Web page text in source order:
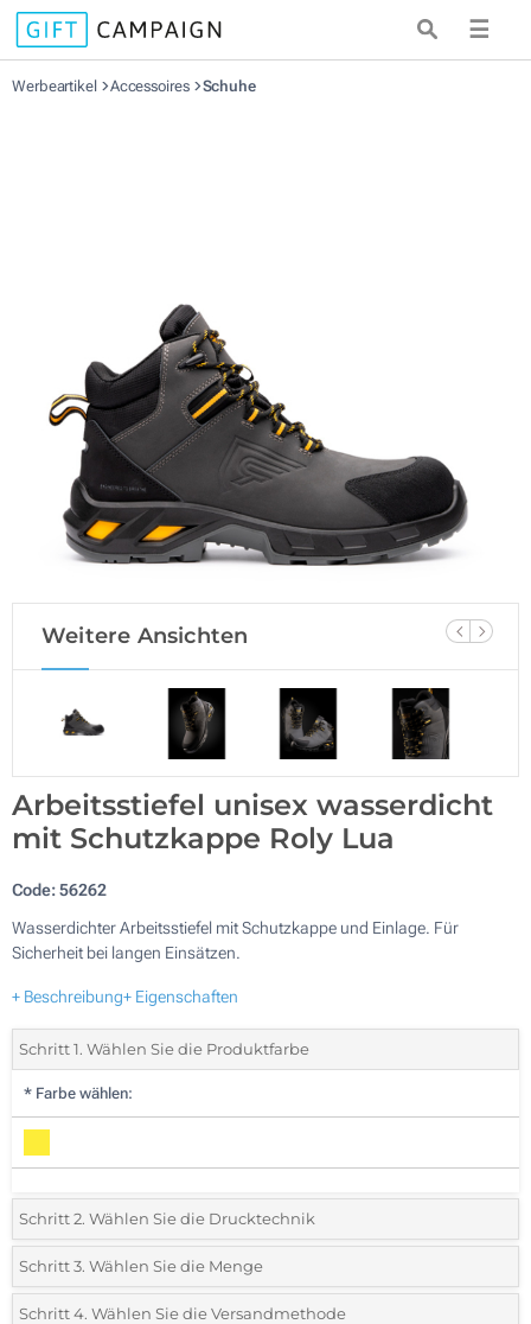
☰
Werbeartikel Accessoires Schuhe
Weitere Ansichten
Arbeitsstiefel unisex wasserdicht
mit Schutzkappe Roly Lua
Code:56262
Wasserdichter Arbeitsstiefel mit Schutzkappe und Einlage. Für
Sicherheit bei langen Einsätzen.
+ Beschreibung+ Eigenschaften
Schritt 1. Wählen Sie die Produktfarbe
* Farbe wählen:
Schritt 2. Wählen Sie die Drucktechnik
*Wählen Sie die Druck- und Farbtechniken für Ihr Logo:
Schritt 3. Wählen Sie die Menge
*Mindestbestellmenge 10 (Gesamte Bestellung)
Schritt 4. Wählen Sie die Versandmethode